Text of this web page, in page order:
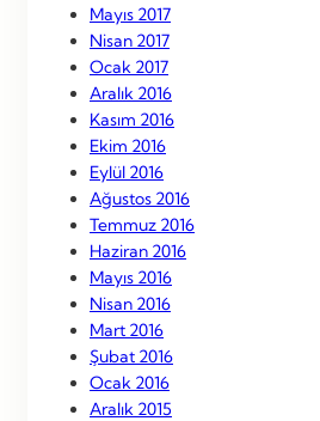
Mayıs 2017
Nisan 2017
Ocak 2017
Aralık 2016
Kasım 2016
Ekim 2016
Eylül 2016
Ağustos 2016
Temmuz 2016
Haziran 2016
Mayıs 2016
Nisan 2016
Mart 2016
Şubat 2016
Ocak 2016
Aralık 2015